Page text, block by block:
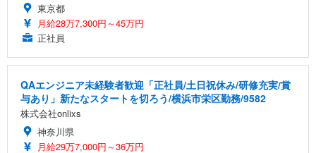
東京都
月給28万7,300円～45万円
正社員
QAエンジニア未経験者歓迎「正社員/土日祝休み/研修充実/賞
与あり」新たなスタートを切ろう/横浜市栄区勤務/9582
株式会社onlixs
神奈川県
月給29万7,000円～36万円